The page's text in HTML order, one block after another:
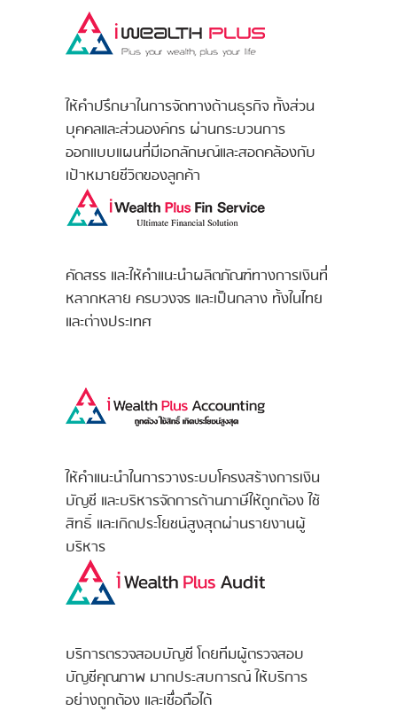
ให้คำปรึกษาในการจัดทางด้านธุรกิจ ทั้งส่วน
บุคคลและส่วนองค์กร ผ่านกระบวนการ
ออกแบบแผนที่มีเอกลักษณ์และสอดคล้องกับ
เป้าหมายชีวิตของลูกค้า
คัดสรร และให้คำแนะนำผลิตภัณฑ์ทางการเงินที่
หลากหลาย ครบวงจร และเป็นกลาง ทั้งในไทย
และต่างประเทศ
ให้คำแนะนำในการวางระบบโครงสร้างการเงิน
บัญชี และบริหารจัดการด้านภาษีให้ถูกต้อง ใช้
สิทธิ์ และเกิดประโยชน์สูงสุดผ่านรายงานผู้
บริหาร
บริการตรวจสอบบัญชี โดยทีมผู้ตรวจสอบ
บัญชีคุณภาพ มากประสบการณ์ ให้บริการ
อย่างถูกต้อง และเชื่อถือได้